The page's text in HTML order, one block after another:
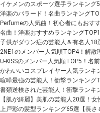
イケメンのスポーツ選手ランキング
洋楽のバラード！名曲ランキング
Perfumeの人気曲！初心者にもおす
名曲！洋楽おすすめランキング
子供がダウン症の芸能人＆有名人18
2NE1のメンバー⼈気順TOP4！解散
U-KISSのメンバー人気順TOP5！名
かわいいコスプレイヤー人気ランキ
喧嘩最強の芸能人！衝撃ランキング
書類送検された芸能人！衝撃ランキ
【肌が綺麗】美肌の芸能人20選！
上戸彩の髪型ランキング65選【長さ